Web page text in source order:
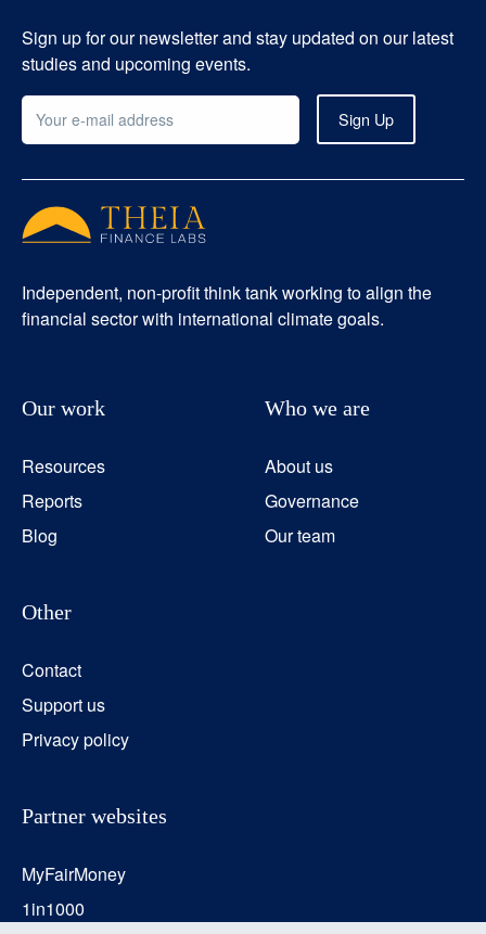
Sign up for our newsletter and stay updated on our latest
studies and upcoming events.
Independent, non-profit think tank working to align the
financial sector with international climate goals.
Our work
Resources
Reports
Blog
Who we are
About us
Governance
Our team
Other
Contact
Support us
Privacy policy
Partner websites
MyFairMoney
1in1000